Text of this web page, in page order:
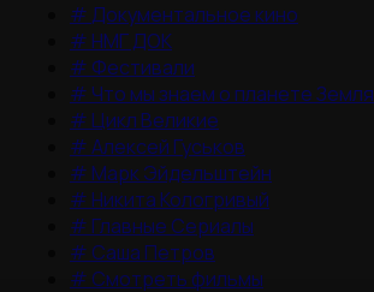
# Документальное кино
# НМГ ДОК
# Фестивали
# Что мы знаем о планете Земля
# Цикл Великие
#Алексей Гуськов
# Марк Эйдельштейн
# Никита Кологривый
# Главные Сериалы
# Саша Петров
# Смотреть фильмы